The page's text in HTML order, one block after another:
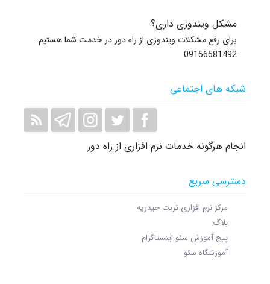
مشکل ویندوزی داری؟
برای رفع مشکلات ویندوزی از راه دور در خدمت شما هستیم :
09156581492
شبکه های اجتماعی
انجام هرگونه خدمات نرم افزاری از راه دور
دسترسی سریع
مرکز نرم افزاری تربت حیدریه
بلاگ
پیج آموزش سئو اینستاگرام
آموزشگاه سئو